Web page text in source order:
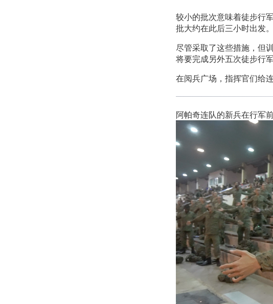
较小的批次意味着徒步行
批大约在此后三小时出发。
尽管采取了这些措施，但
将要完成另外五次徒步行
在阅兵广场，指挥官们给
阿帕奇连队的新兵在行军